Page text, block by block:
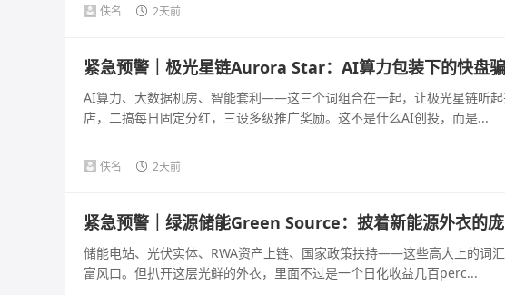
佚名 2天前
紧急预警｜极光星链Aurora Star：AI算力包装下的快盘
AI算力、大数据机房、智能套利——这三个词组合在一起，让极光星链听
店，二搞每日固定分红，三设多级推广奖励。这不是什么AI创投，而是...
佚名 2天前
紧急预警｜绿源储能Green Source：披着新能源外衣的
储能电站、光伏实体、RWA资产上链、国家政策扶持——这些高大上的词
富风口。但扒开这层光鲜的外衣，里面不过是一个日化收益几百perc...